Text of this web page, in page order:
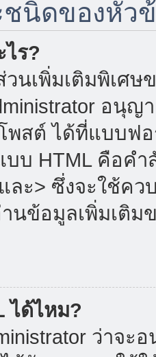
นิดของหัว
ร?
นเพิ่มเติมพิเศ
อนุ
พสต์ ได้ที่แบบฟ
บ HTML คือคำ
ละ> ซึ่งจะใช้ค
ข้อมูลเพิ่มเติม
ได้ไหม?
ว่าจะ